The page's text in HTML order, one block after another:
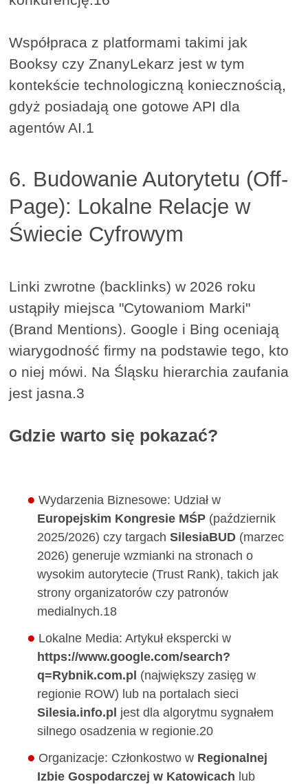
Współpraca z platformami takimi jak
Booksy czy ZnanyLekarz jest w tym
kontekście technologiczną koniecznością,
gdyż posiadają one gotowe API dla
agentów AI.1
6. Budowanie Autorytetu (Off-
Page): Lokalne Relacje w
Świecie Cyfrowym
Linki zwrotne (backlinks) w 2026 roku
ustąpiły miejsca "Cytowaniom Marki"
(Brand Mentions). Google i Bing oceniają
wiarygodność firmy na podstawie tego, kto
o niej mówi. Na Śląsku hierarchia zaufania
jest jasna.3
Gdzie warto się pokazać?
Wydarzenia Biznesowe: Udział w
Europejskim Kongresie MŚP(październik
2025/2026) czy targach SilesiaBUD(marzec
2026) generuje wzmianki na stronach o
wysokim autorytecie (Trust Rank), takich jak
strony organizatorów czy patronów
medialnych.18
Lokalne Media: Artykuł ekspercki w
https://www.google.com/search?
q=Rybnik.com.pl (największy zasięg w
regionie ROW) lub na portalach sieci
Silesia.info.pl jest dla algorytmu sygnałem
silnego osadzenia w regionie.20
Organizacje: Członkostwo w Regionalnej
Izbie Gospodarczej w Katowicach lub